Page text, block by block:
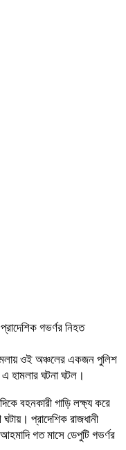
গভর্ণর নিহত
ওই অঞ্চলের একজন পুলিশ
হামলার ঘটনা ঘটল।
বহনকারী গাড়ি লক্ষ্য করে
প্রাদেশিক রাজধানী
গত মাসে ডেপুটি গভর্ণর